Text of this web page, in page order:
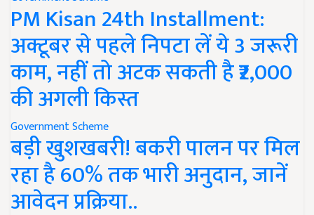
PM Kisan 24th Installment:
अक्टूबर से पहले निपटा लें ये 3 जरूरी
काम, नहीं तो अटक सकती है ₹2,000
की अगली किस्त
Government Scheme
बड़ी खुशखबरी! बकरी पालन पर मिल
रहा है 60% तक भारी अनुदान, जानें
आवेदन प्रक्रिया..